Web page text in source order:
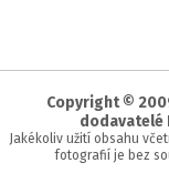
Copyright ©
dodavatelé
Jakékoliv užití obsahu
fotografií je bez